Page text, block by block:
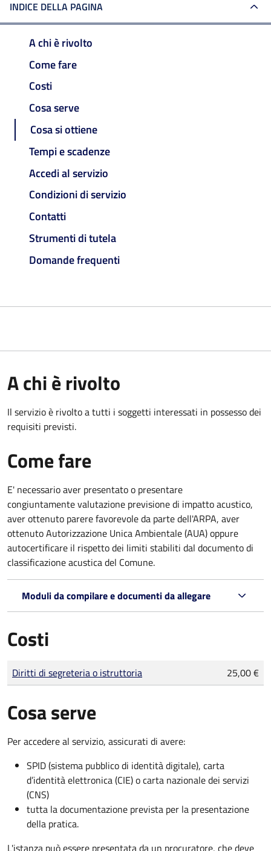
INDICE DELLA PAGINA
A chi è rivolto
Come fare
Costi
Cosa serve
Cosa si ottiene
Tempi e scadenze
Accedi al servizio
Condizioni di servizio
Contatti
Strumenti di tutela
Domande frequenti
A chi è rivolto
Il servizio è rivolto a tutti i soggetti interessati in possesso dei
requisiti previsti.
Come fare
E' necessario aver presentato o presentare
congiuntamente valutazione previsione di impatto acustico,
aver ottenuto parere favorevole da parte dell'ARPA, aver
ottenuto Autorizzazione Unica Ambientale (AUA) oppure
autocertificare il rispetto dei limiti stabiliti dal documento di
classificazione acustica del Comune.
Moduli da compilare e documenti da allegare
Costi
Tipo di pagamento
Importo
Diritti di segreteria o istruttoria 25,00 €
Cosa serve
Per accedere al servizio, assicurati di avere:
SPID (sistema pubblico di identità digitale), carta
d’identità elettronica (CIE) o carta nazionale dei servizi
(CNS)
tutta la documentazione prevista per la presentazione
della pratica.
L'istanza può essere presentata da un procuratore, che deve